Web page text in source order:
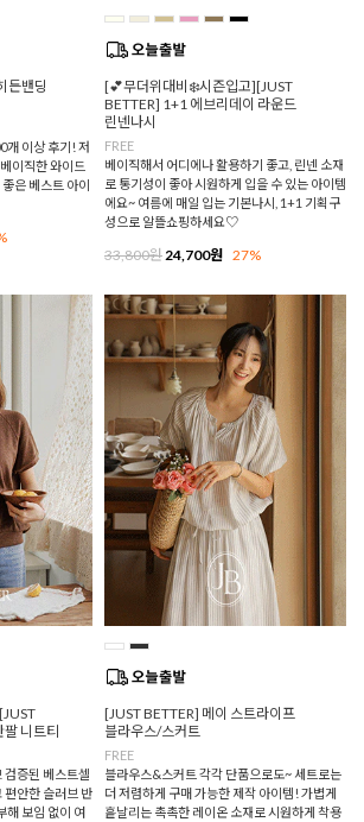
든밴딩
개 이상 후기! 저
이직한 와이드
은 베스트 아이
[💕무더위대비❄️시즌입고][JUST
BETTER] 1+1 에브리데이 라운드
린넨나시
FREE
베이직해서 어디에나 활용하기 좋고, 린넨 소재
로 통기성이 좋아 시원하게 입을 수 있는 아이템
에요~ 여름에 매일 입는 기본나시, 1+1 기획구
성으로 알뜰쇼핑하세요♡
33,800원24,700원 27%
팔 니트티
검증된 베스트셀
편안한 슬러브 반
해 보임 없이 여
[JUST BETTER] 메이 스트라이프
블라우스/스커트
FREE
블라우스&스커트 각각 단품으로도~ 세트로는
더 저렴하게 구매 가능한 제작 아이템! 가볍게
흩날리는 촉촉한 레이온 소재로 시원하게 착용